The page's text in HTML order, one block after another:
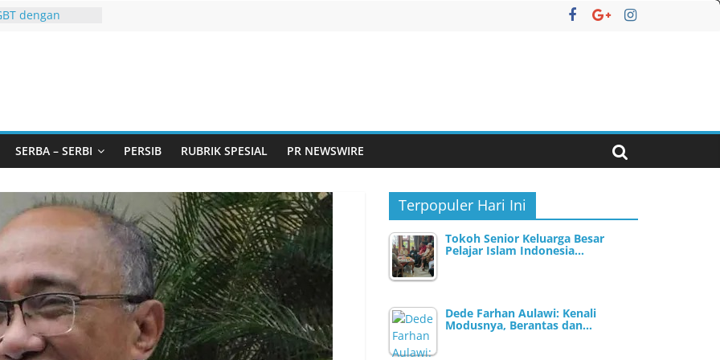
dengan
Gandeng
Seminar
Pemurtadan
Anak
Barat Siap
2026
SERBA – SERBI PERSIB RUBRIK SPESIAL PR NEWSWIRE
Terpopuler Hari Ini
Tokoh Senior Keluarga Besar
Pelajar Islam Indonesia…
Dede Farhan Aulawi: Kenali
Modusnya, Berantas dan…